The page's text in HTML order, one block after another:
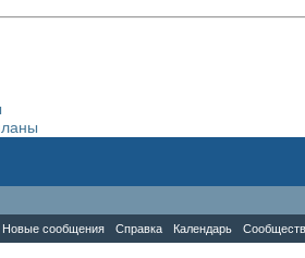
Новые сообщения Справка Календарь